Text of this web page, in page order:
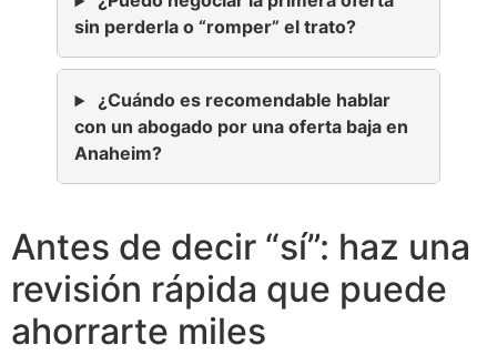
sin perderla o “romper” el trato?
¿Cuándo es recomendable hablar
con un abogado por una oferta baja en
Anaheim?
Antes de decir “sí”: haz una
revisión rápida que puede
ahorrarte miles